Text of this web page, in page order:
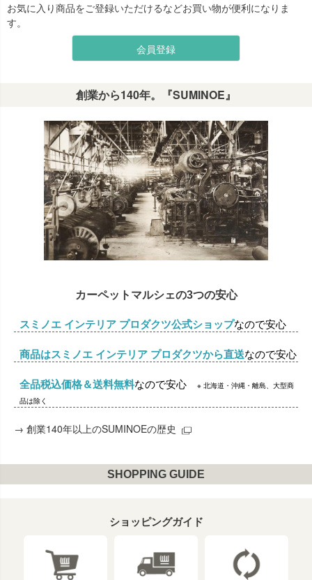
お気に入り商品をご登録いただけるなどお買い物が便利になりま
す。
会員登録
創業から140年。『SUMINOE』
カーペットマルシェの3つの安心
スミノエ インテリア プロダクツ公式ショップなので安心
商品はスミノエ インテリア プロダクツから直送なので安心
全品税込価格＆送料無料なので安心
※ 北海道・沖縄・離島、大型商
品は除く
→ 創業140年以上のSUMINOEの歴史
SHOPPING GUIDE
ショッピングガイド